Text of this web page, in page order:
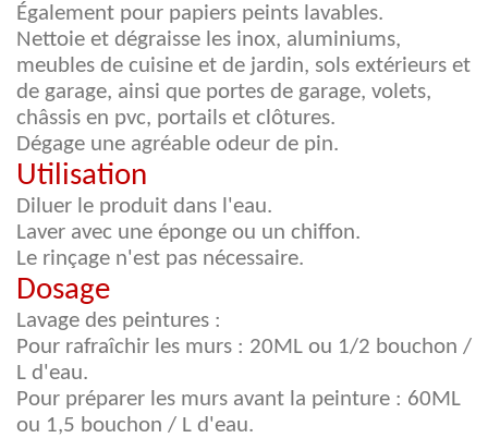
Également pour papiers peints lavables.
Nettoie et dégraisse les inox, aluminiums,
meubles de cuisine et de jardin, sols extérieurs et
de garage, ainsi que portes de garage, volets,
châssis en pvc, portails et clôtures.
Dégage une agréable odeur de pin.
Utilisation
Diluer le produit dans l'eau.
Laver avec une éponge ou un chiffon.
Le rinçage n'est pas nécessaire.
Dosage
Lavage des peintures :
Pour rafraîchir les murs : 20ML ou 1/2 bouchon /
L d'eau.
Pour préparer les murs avant la peinture : 60ML
ou 1,5 bouchon / L d'eau.